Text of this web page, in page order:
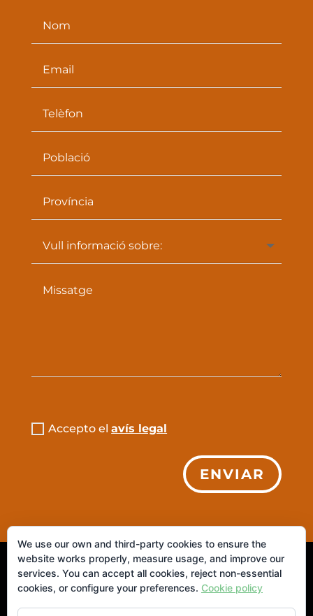
Accepto elavís legal
ENVIAR
© 2026 IAIANITA. S.L. ·Aviso Legal| Política de
Privacidad|Política de Cookies
We use our own and third-party cookies to ensure the
website works properly, measure usage, and improve our
services. You can accept all cookies, reject non-essential
cookies, or configure your preferences. Cookie policy